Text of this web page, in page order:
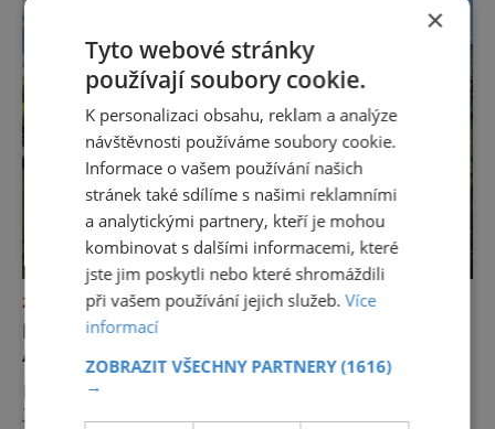
ZAJÍMAVOSTI
NEJKRÁSNĚJŠÍ LOUKA EVROPY ŘÍKÁ
AUTŮM DOST
Na první pohled to může působit paradoxně.
Jedna z nejfotografovanějších krajin Dolomit
×
Tyto webové stránky
používají soubory cookie.
K personalizaci obsahu, reklam a analýze
návštěvnosti používáme soubory cookie.
Informace o vašem používání našich
stránek také sdílíme s našimi reklamními
a analytickými partnery, kteří je mohou
kombinovat s dalšími informacemi, které
jste jim poskytli nebo které shromáždili
při vašem používání jejich služeb.Více
informací
ZOBRAZIT VŠECHNY PARTNERY(1616)
→